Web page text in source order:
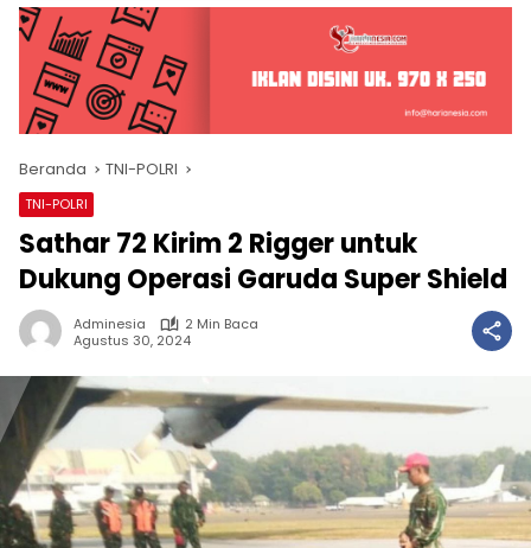
Beranda TNI-POLRI
TNI-POLRI
Sathar 72 Kirim 2 Rigger untuk
Dukung Operasi Garuda Super Shield
Adminesia
2 Min Baca
Agustus 30, 2024